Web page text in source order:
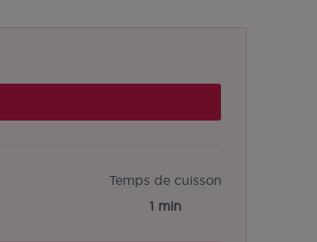
Temps de cuisson
1 min